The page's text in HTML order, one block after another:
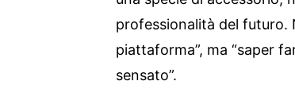
professionalità del futuro.
piattaforma”, ma “saper
sensato”.